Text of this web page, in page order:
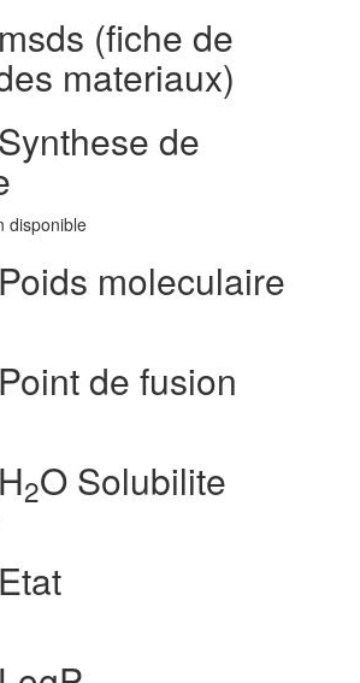
(fiche de
materiaux)
de
disponible
moleculaire
de fusion
2O Solubilite